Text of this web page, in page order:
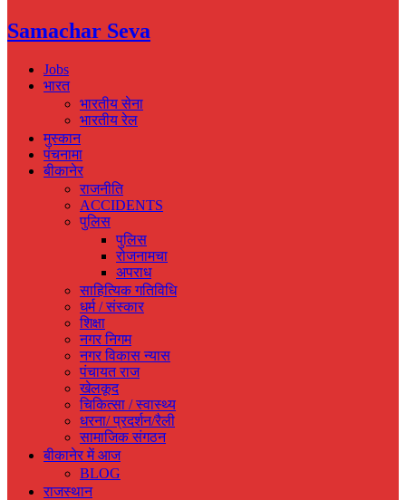
Samachar Seva
Jobs
भारत
भारतीय सेना
भारतीय रेल
मुस्‍कान
पंचनामा
बीकानेर
राजनीति
ACCIDENTS
पुलिस
पुलिस
रोजनामचा
अपराध
साहित्यिक गतिविधि
धर्म / संस्‍कार
शिक्षा
नगर निगम
नगर विकास न्‍यास
पंचायत राज
खेलकूद
चिकित्‍सा / स्‍वास्‍थ्‍य
धरना/ प्रदर्शन/रैली
सामाजिक संगठन
बीकानेर में आज
BLOG
राजस्‍थान